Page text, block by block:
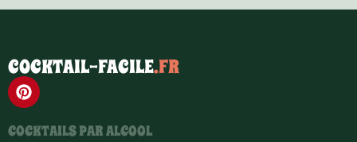
COCKTAIL-FACILE.FR
COCKTAILS PAR ALCOOL